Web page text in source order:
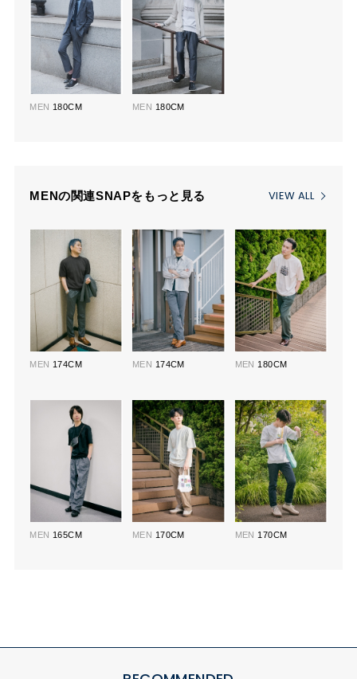
MEN 180CM MEN 180CM
MENの関連SNAPをもっと見る VIEW ALL
MEN 174CM MEN 174CM MEN 180CM
MEN 165CM MEN 170CM MEN 170CM